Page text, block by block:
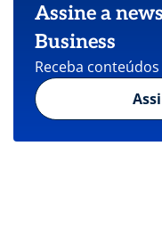
Assine a
Business
Receba